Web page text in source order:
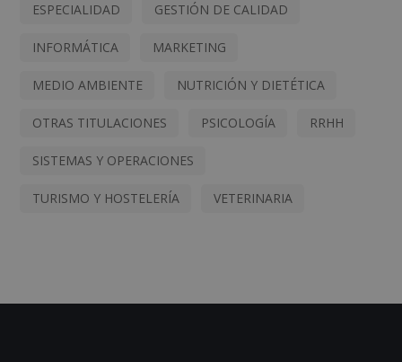
ESPECIALIDAD GESTIÓN DE CALIDAD
INFORMÁTICA MARKETING
MEDIO AMBIENTE NUTRICIÓN Y DIETÉTICA
OTRAS TITULACIONES PSICOLOGÍA RRHH
SISTEMAS Y OPERACIONES
TURISMO Y HOSTELERÍA VETERINARIA